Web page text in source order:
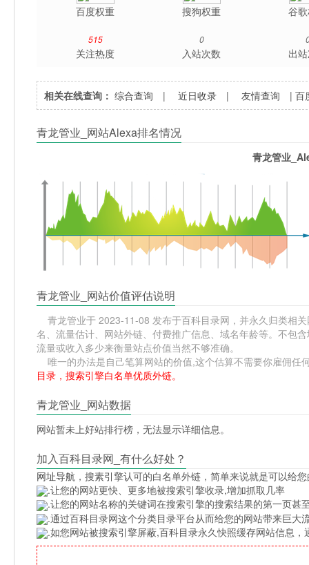
百度权重 搜狗权重 谷
515
关注热度
0
入站次数 出
相关在线查询： 综合查询 |近日收录 |友情查询 |百
青龙管业_网站Alexa排名情况
青龙管业
青龙管业_网站价值评估说明
青龙管业于 2023-11-08 发布于百科目录网，并永久归类相
名、流量估计、网站外链、付费推广信息、域名年龄等。不包
流量或收入多少来衡量站点价值当然不够准确。
唯一的办法是自己笔算网站的价值,这个估算不需要你雇佣任
目录，搜索引擎白名单优质外链。
青龙管业_网站数据
网站暂未上好站排行榜，无法显示详细信息。
加入百科目录网_有什么好处？
网址导航 ，搜素引擎认可的白名单外链，简单来说就是可以给
.让您的网站更快、更多地被搜索引擎收录,增加抓取几率
.让您的网站名称的关键词在搜索引擎的搜索结果的第一页甚
.通过百科目录网这个分类目录平台从而给您的网站带来巨大
.如您网站被搜索引擎屏蔽,百科目录永久快照缓存网站信息